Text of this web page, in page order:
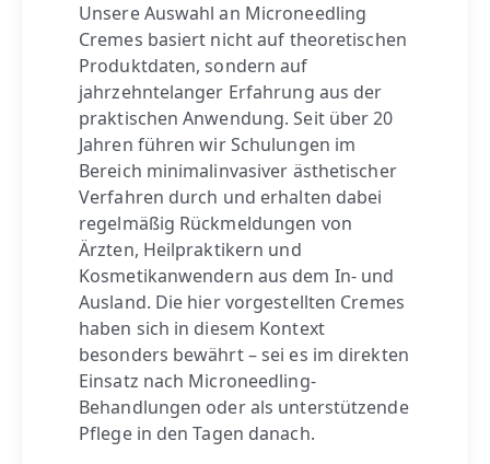
Unsere Auswahl an Microneedling
Cremes basiert nicht auf theoretischen
Produktdaten, sondern auf
jahrzehntelanger Erfahrung aus der
praktischen Anwendung. Seit über 20
Jahren führen wir Schulungen im
Bereich minimalinvasiver ästhetischer
Verfahren durch und erhalten dabei
regelmäßig Rückmeldungen von
Ärzten, Heilpraktikern und
Kosmetikanwendern aus dem In- und
Ausland. Die hier vorgestellten Cremes
haben sich in diesem Kontext
besonders bewährt – sei es im direkten
Einsatz nach Microneedling-
Behandlungen oder als unterstützende
Pflege in den Tagen danach.